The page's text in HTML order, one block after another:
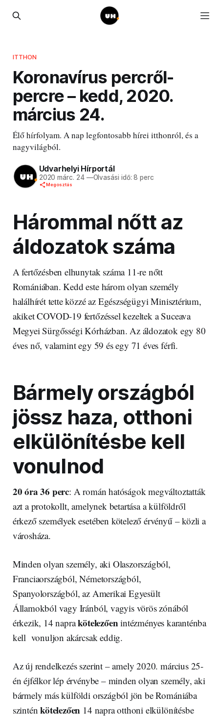
ITTHON
Koronavírus percről-
percre – kedd, 2020.
március 24.
Élő hírfolyam. A nap legfontosabb hírei itthonról, és a
nagyvilágból.
Udvarhelyi Hírportál
2020 márc. 24 —Olvasási idő: 8 perc
Megosztás
Hárommal nőtt az
áldozatok száma
A fertőzésben elhunytak száma 11-re nőtt
Romániában. Kedd este három olyan személy
halálhírét tette közzé az Egészségügyi Minisztérium,
akiket COVOD-19 fertőzéssel kezeltek a Suceava
Megyei Sürgősségi Kórházban. Az áldozatok egy 80
éves nő, valamint egy 59 és egy 71 éves férfi.
Bármely országból
jössz haza, otthoni
elkülönítésbe kell
vonulnod
20 óra 36 perc: A román hatóságok megváltoztatták
azt a protokollt, amelynek betartása a külföldről
érkező személyek esetében kötelező érvényű – közli a
városháza.
Minden olyan személy, aki Olaszországból,
Franciaországból, Németországból,
Spanyolországból, az Amerikai Egyesült
Államokból vagy Iránból, vagyis vörös zónából
érkezik, 14 naprakötelezőenintézményes karanténba
kell vonuljon akárcsak eddig.
Az új rendelkezés szerint – amely 2020. március 25-
én éjfélkor lép érvénybe – minden olyan személy, aki
bármely más külföldi országból jön be Romániába
szinténkötelezően 14 napra otthoni elkülönítésbe